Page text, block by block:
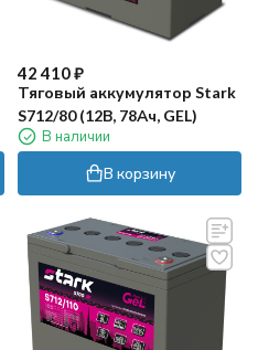
42 410₽
Тяговый аккумулятор Stark
S712/80 (12В, 78Ач, GEL)
В наличии
В корзину